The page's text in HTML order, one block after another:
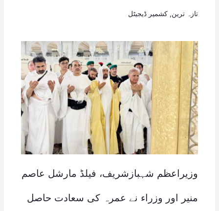
تازہ ترین کشمیر ڈیجیٹل
وزیراعظم شہبازشریف، فیلڈ مارشل عاصم
منیر اور وزراء نے عمرہ کی سعادت حاصل